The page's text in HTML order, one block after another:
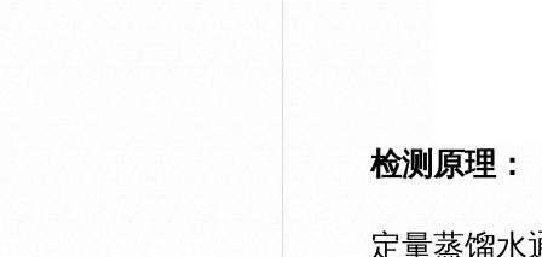
检测原理：
定量蒸馏水通